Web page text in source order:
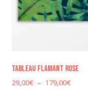
Tableau flamant rose
29,00€ – 179,00€Plage